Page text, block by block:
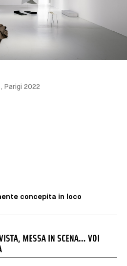
Parigi 2022
concepita in loco
MESSA IN SCENA… VOI